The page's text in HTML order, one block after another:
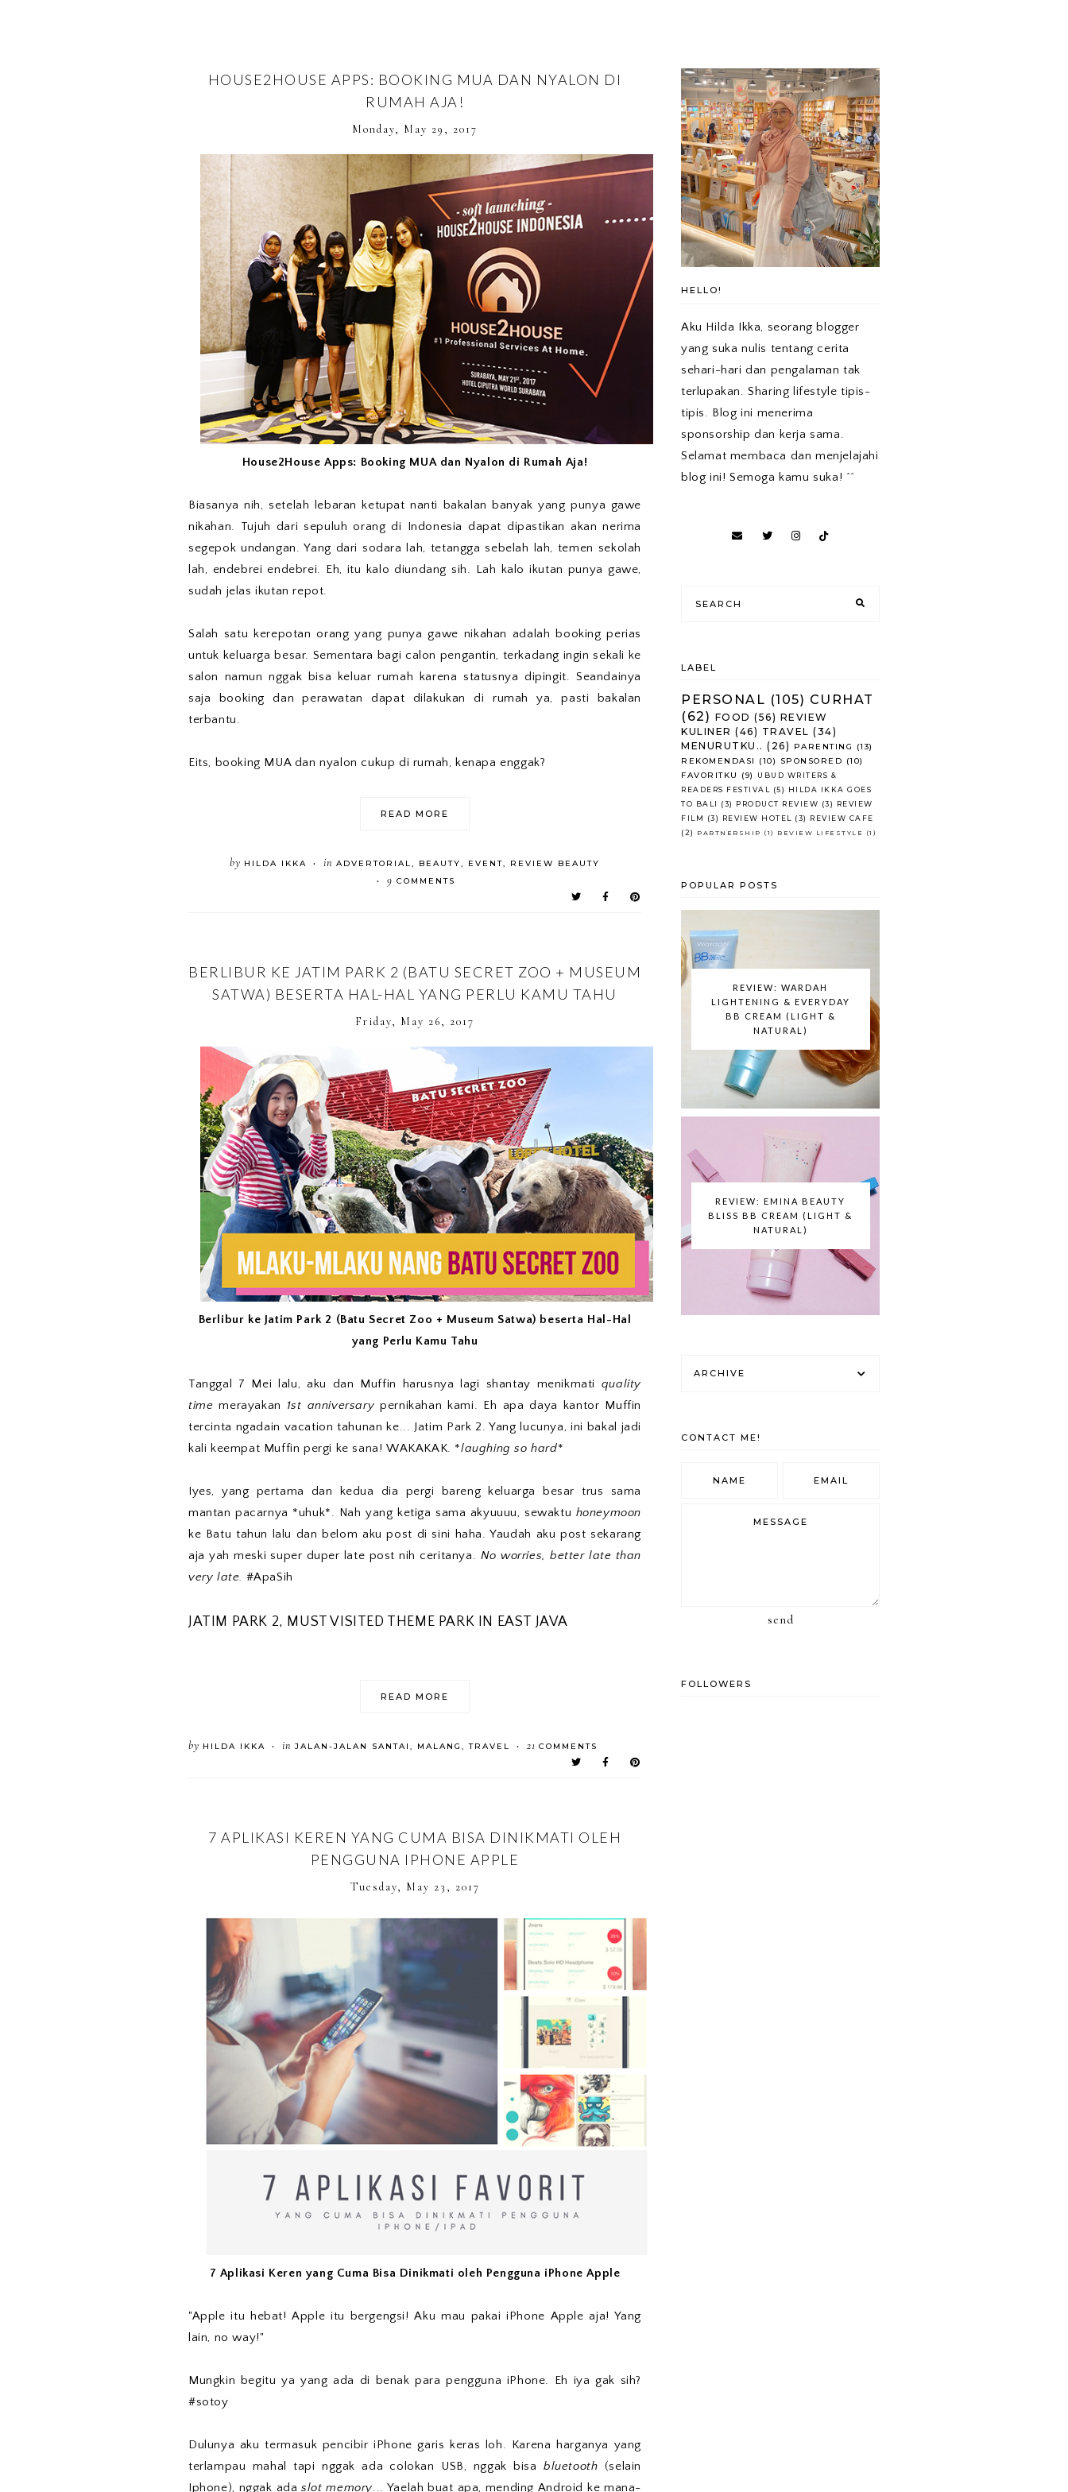
HOUSE2HOUSE APPS: BOOKING MUA DAN NYALON DI
RUMAH AJA!
Monday, May 29, 2017
House2House Apps: Booking MUA dan Nyalon di Rumah Aja!
Biasanya nih, setelah lebaran ketupat nanti bakalan banyak yang punya gawe
nikahan. Tujuh dari sepuluh orang di Indonesia dapat dipastikan akan nerima
segepok undangan. Yang dari sodara lah, tetangga sebelah lah, temen sekolah
lah, endebrei endebrei. Eh, itu kalo diundang sih. Lah kalo ikutan punya gawe,
sudah jelas ikutan repot.
Salah satu kerepotan orang yang punya gawe nikahan adalah booking perias
untuk keluarga besar. Sementara bagi calon pengantin, terkadang ingin sekali ke
salon namun nggak bisa keluar rumah karena statusnya dipingit. Seandainya
saja booking dan perawatan dapat dilakukan di rumah ya, pasti bakalan
terbantu.
Eits, booking MUA dan nyalon cukup di rumah, kenapa enggak?
READ MORE
by HILDA IKKA • in ADVERTORIAL, BEAUTY, EVENT, REVIEW BEAUTY
• 9 COMMENTS
BERLIBUR KE JATIM PARK 2 (BATU SECRET ZOO + MUSEUM
SATWA) BESERTA HAL-HAL YANG PERLU KAMU TAHU
Friday, May 26, 2017
Berlibur ke Jatim Park 2 (Batu Secret Zoo + Museum Satwa) beserta Hal-Hal
yang Perlu Kamu Tahu
Tanggal 7 Mei lalu, aku dan Muffin harusnya lagi shantay menikmati quality
time merayakan 1st anniversary pernikahan kami. Eh apa daya kantor Muffin
tercinta ngadain vacation tahunan ke... Jatim Park 2. Yang lucunya, ini bakal jadi
kali keempat Muffin pergi ke sana! WAKAKAK. *laughing so hard*
Iyes, yang pertama dan kedua dia pergi bareng keluarga besar trus sama
mantan pacarnya *uhuk*. Nah yang ketiga sama akyuuuu, sewaktu honeymoon
ke Batu tahun lalu dan belom aku post di sini haha. Yaudah aku post sekarang
aja yah meski super duper late post nih ceritanya. No worries, better late than
very late. #ApaSih
JATIM PARK 2, MUST VISITED THEME PARK IN EAST JAVA
READ MORE
by HILDA IKKA • in JALAN-JALAN SANTAI , MALANG ,TRAVEL • 21 COMMENTS
7 APLIKASI KEREN YANG CUMA BISA DINIKMATI OLEH
PENGGUNA IPHONE APPLE
Tuesday, May 23, 2017
7 Aplikasi Keren yang Cuma Bisa Dinikmati oleh Pengguna iPhone Apple
"Apple itu hebat! Apple itu bergengsi! Aku mau pakai iPhone Apple aja! Yang
lain, no way!"
Mungkin begitu ya yang ada di benak para pengguna iPhone. Eh iya gak sih?
#sotoy
Dulunya aku termasuk pencibir iPhone garis keras loh. Karena harganya yang
terlampau mahal tapi nggak ada colokan USB, nggak bisa bluetooth (selain
Iphone), nggak adaslot memory... Yaelah buat apa, mending Android ke mana-
HELLO!
Aku Hilda Ikka, seorang blogger
yang suka nulis tentang cerita
sehari-hari dan pengalaman tak
terlupakan. Sharing lifestyle tipis-
tipis. Blog ini menerima
sponsorship dan kerja sama.
Selamat membaca dan menjelajahi
blog ini! Semoga kamu suka! ^^
LABEL
PERSONAL (105) CURHAT
(62) FOOD (56) REVIEW
KULINER (46) TRAVEL (34)
MENURUTKU.. (26) PARENTING
(13)
REKOMENDASI
(10) SPONSORED (10)
FAVORITKU
(9)
UBUD WRITERS &
READERS FESTIVAL
(5)
HILDA IKKA GOES
TO BALI
(3) PRODUCT REVIEW (3)
REVIEW
FILM
(3) REVIEW HOTEL (3)
REVIEW CAFE
(2)
PARTNERSHIP (1) REVIEW LIFESTYLE (1)
POPULAR POSTS
REVIEW: WARDAH
LIGHTENING & EVERYDAY
BB CREAM (LIGHT &
NATURAL)
REVIEW: EMINA BEAUTY
BLISS BB CREAM (LIGHT &
NATURAL)
ARCHIVE
CONTACT ME!
send
FOLLOWERS